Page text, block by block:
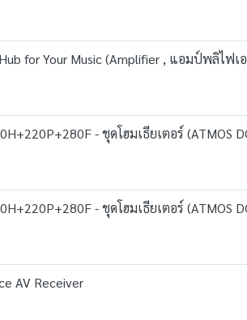
for Your Music (Amplifier , แอมป์พลิไฟเ
- ชุดโฮมเธียเตอร์ (ATMOS
- ชุดโฮมเธียเตอร์ (ATMOS
AV Receiver